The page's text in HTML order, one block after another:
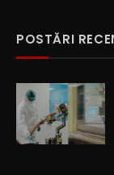
POSTĂRI